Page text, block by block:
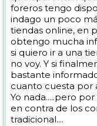
Por eso prefiero la
tener referencias de
generado...
quiero decir, si leo una
Losantos ya sé como
manera y si es de Iñaki
sobre la opinión para
son escasas.
foreros tengo
indago un poco
tiendas online, en
obtengo mucha
si quiero ir a una
no voy. Y si
bastante
cuanto cuesta por
Yo nada.....pero
en contra de los
tradicional....